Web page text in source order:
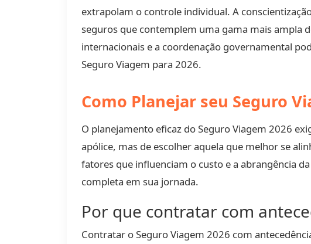
extrapolam o controle individual. A
seguros que contemplem uma gama mais ampla
internacionais e a coordenação governamental
Seguro Viagem para 2026.
Como Planejar seu Seguro
O planejamento eficaz do Seguro Viagem 2026
apólice, mas de escolher aquela que melhor se
fatores que influenciam o custo e a abrangência
completa em sua jornada.
Por que contratar com
Contratar o Seguro Viagem 2026 com